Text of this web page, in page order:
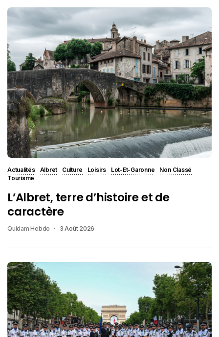
Actualités Albret Culture Loisirs Lot-Et-Garonne
Non Classé
Tourisme
L’Albret, terre d’histoire et de
caractère
Quidam Hebdo 3 Août 2026